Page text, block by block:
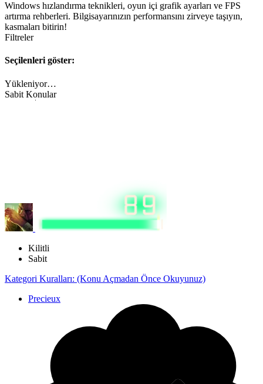
Windows hızlandırma teknikleri, oyun içi grafik ayarları ve FPS
artırma rehberleri. Bilgisayarınızın performansını zirveye taşıyın,
kasmaları bitirin!
Filtreler
Seçilenleri göster:
Yükleniyor…
Sabit Konular
Kilitli
Sabit
Kategori Kuralları: (Konu Açmadan Önce Okuyunuz)
Precieux